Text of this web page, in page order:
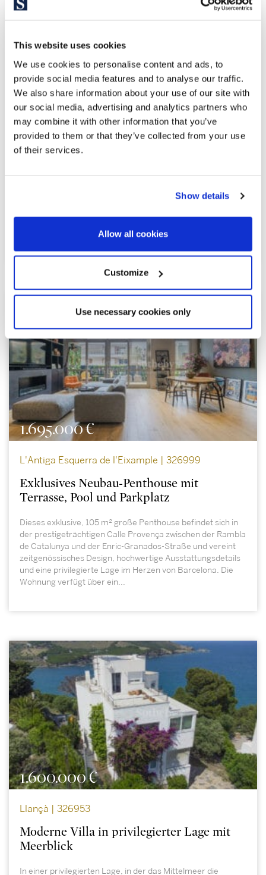
This website uses cookies
We use cookies to personalise content and ads, to
provide social media features and to analyse our traffic.
We also share information about your use of our site with
our social media, advertising and analytics partners who
may combine it with other information that you’ve
provided to them or that they’ve collected from your use
of their services.
Show details
Allow all cookies
Customize
Use necessary cookies only
1.800.000 €
La Barceloneta | 326945
Penthouse mit Pool in Barceloneta und
Meerblick
verfügt, sowie spektakulärem Blick auf den Hafen und den
Doppelzimmer und...
1.695.000 €
L'Antiga Esquerra de l'Eixample | 326999
Exklusives Neubau-Penthouse mit
Terrasse, Pool und Parkplatz
Dieses exklusive, 105 m² große Penthouse befindet sich in
der prestigeträchtigen Calle Provença zwischen der Rambla
de Catalunya und der Enric-Granados-Straße und vereint
zeitgenössisches Design, hochwertige Ausstattungsdetails
und eine privilegierte Lage im Herzen von Barcelona. Die
Wohnung verfügt über ein...
1.600.000 €
Llançà | 326953
Moderne Villa in privilegierter Lage mit
Meerblick
In einer privilegierten Lage, in der das Mittelmeer die